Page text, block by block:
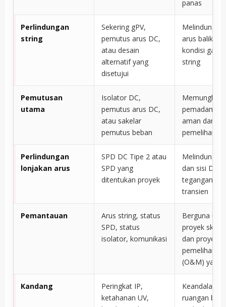
panas
Perlindungan
string
Sekering gPV,
pemutus arus DC,
atau desain
alternatif yang
disetujui
Melindungi
arus balik
kondisi
string
Pemutusan
utama
Isolator DC,
pemutus arus DC,
atau sakelar
pemutus beban
pemadaman
aman dan
pemeliharaan
Perlindungan
lonjakan arus
SPD DC Tipe 2 atau
SPD yang
ditentukan proyek
Melindungi
dan sisi DC
tegangan
transien
Pemantauan
Arus string, status
SPD, status
isolator, komunikasi
Berguna
proyek skala
dan proyek
pemeliharaan
(O&M) yang
Kandang
Peringkat IP,
ketahanan UV,
Keandalan
ruangan